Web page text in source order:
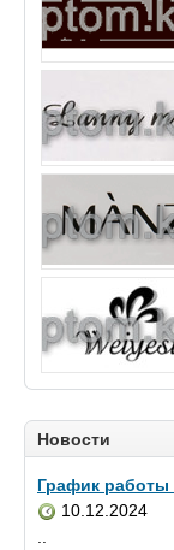
Новости
График работы
10.12.2024
..